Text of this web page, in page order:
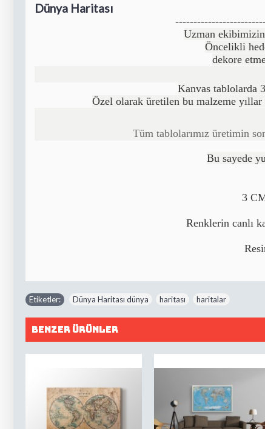
Dünya Haritası
Uzman
Öncelikli
dekore
Kanvas tablolarda
Özel olarak üretilen bu malzeme
Tüm tablolarımız üretimin
Bu sayede
3
Renklerin canlı
Etiketler: Dünya Haritası dünya haritası haritalar
Benzer Ürünler